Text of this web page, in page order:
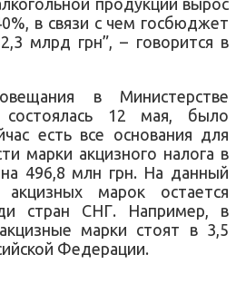
в связи с чем госбюджет
млрд грн”, – говорится в
в Министерстве
состоялась 12 мая, было
есть все основания для
марки акцизного налога в
496,8 млн грн. На данный
марок остается
стран СНГ. Например, в
марки стоят в 3,5
Федерации.